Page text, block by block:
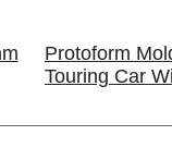
Protoform
Touring Car